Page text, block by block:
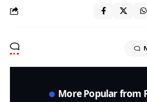
More Popular from